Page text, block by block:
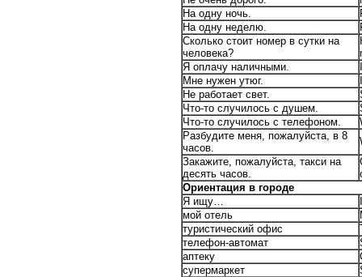
На одну ночь.
На одну неделю.
Сколько стоит номер в сутки на
человека?
Я оплачу наличными.
Мне нужен утюг.
Не работает свет.
Что-то случилось с душем.
Что-то случилось с телефоном.
Разбудите меня, пожалуйста, в 8
часов.
Закажите, пожалуйста, такси на
десять часов.
Ориентация в городе
Я ищу…
мой отель
туристический офис
телефон-автомат
аптеку
супермаркет